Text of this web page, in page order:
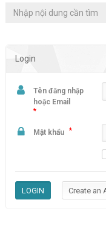
Login
Tên đăng nhập
hoặc Email
*
Mật khẩu *